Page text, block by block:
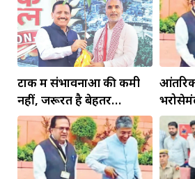
टोंक में संभावनाओं की कमी
नहीं, जरूरत है बेहतर
इंफ्रास्ट्रक्चर की
रहेंगे